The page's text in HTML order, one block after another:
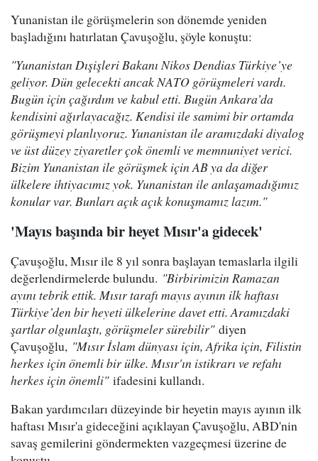
Yunanistan ile görüşmelerin son dönemde yeniden
başladığını hatırlatan Çavuşoğlu, şöyle konuştu:
"Yunanistan Dışişleri Bakanı Nikos Dendias Türkiye’ye
geliyor. Dün gelecekti ancak NATO görüşmeleri vardı.
Bugün için çağırdım ve kabul etti. Bugün Ankara’da
kendisini ağırlayacağız. Kendisi ile samimi bir ortamda
görüşmeyi planlıyoruz. Yunanistan ile aramızdaki diyalog
ve üst düzey ziyaretler çok önemli ve memnuniyet verici.
Bizim Yunanistan ile görüşmek için AB ya da diğer
ülkelere ihtiyacımız yok. Yunanistan ile anlaşamadığımız
konular var. Bunları açık açık konuşmamız lazım."
'Mayıs başında bir heyet Mısır'a gidecek'
Çavuşoğlu, Mısır ile 8 yıl sonra başlayan temaslarla ilgili
değerlendirmelerde bulundu. "Birbirimizin Ramazan
ayını tebrik ettik. Mısır tarafı mayıs ayının ilk haftası
Türkiye’den bir heyeti ülkelerine davet etti. Aramızdaki
şartlar olgunlaştı, görüşmeler sürebilir"diyen
Çavuşoğlu, "Mısır İslam dünyası için, Afrika için, Filistin
herkes için önemli bir ülke. Mısır'ın istikrarı ve refahı
herkes için önemli" ifadesini kullandı.
Bakan yardımcıları düzeyinde bir heyetin mayıs ayının ilk
haftası Mısır'a gideceğini açıklayan Çavuşoğlu, ABD'nin
savaş gemilerini göndermekten vazgeçmesi üzerine de